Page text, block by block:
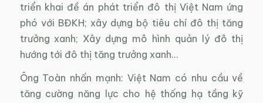
triển khai đề án phát triển đô thị Việt Nam ứng
phó với BĐKH; xây dựng bộ tiêu chí đô thị tăng
trưởng xanh; Xây dựng mô hình quản lý đô thị
hướng tới đô thị tăng trưởng xanh…
Ông Toàn nhấn mạnh: Việt Nam có nhu cầu về
tăng cường năng lực cho hệ thống hạ tầng kỹ